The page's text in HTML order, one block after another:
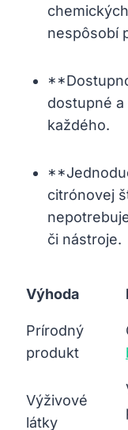
nespôsobí
dostupné
každého.
citrónovej
či nástroje.
Výhoda
Prírodný
produkt
Výživové
látky